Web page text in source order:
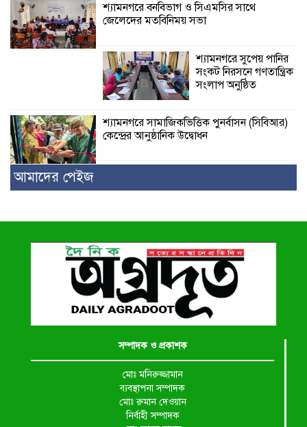
শ্যামনগরে বনবিভাগ ও সিএমসির সাথে
জেলেদের মতবিনিময় সভা
শ্যামনগরে সুপেয় পানির
সংকট নিরসনে গণতান্ত্রিক
সংলাপ অনুষ্ঠিত
শ্যামনগরে সামাজিকভিত্তিক পুনর্বাসন (সিবিআর)
কেন্দ্রের আনুষ্ঠানিক উদ্বোধন
আমাদের পেইজ
সম্পাদক ও প্রকাশক
মোঃ মনিরুজ্জামান
ব্যবস্থাপনা সম্পাদক
মোঃ রুমান দেওয়ান
নির্বাহী সম্পাদক